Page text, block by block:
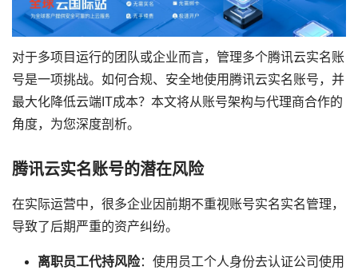
对于多项目运行的团队或企业而言，管理多个腾讯云实名账
号是一项挑战。如何合规、安全地使用腾讯云实名账号，并
最大化降低云端IT成本？本文将从账号架构与代理商合作的
角度，为您深度剖析。
腾讯云实名账号的潜在风险
在实际运营中，很多企业因前期不重视账号实名实名管理，
导致了后期严重的资产纠纷。
离职员工代持风险：使用员工个人身份去认证公司使用